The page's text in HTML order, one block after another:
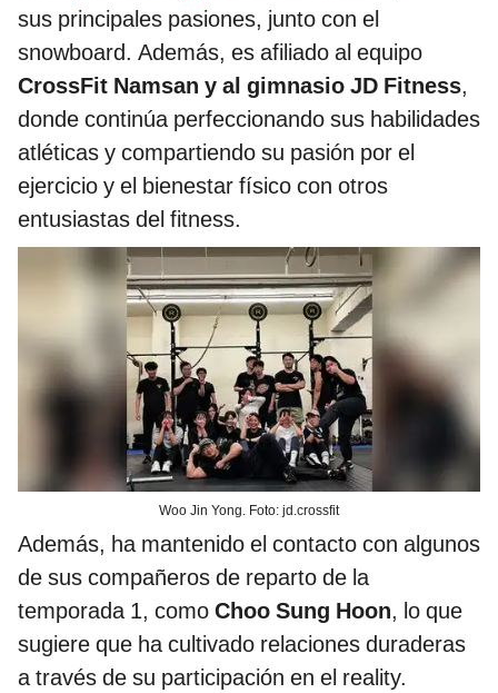
sus principales pasiones, junto con el
snowboard. Además, es afiliado al equipo
CrossFit Namsan y al gimnasio JD Fitness,
donde continúa perfeccionando sus habilidades
atléticas y compartiendo su pasión por el
ejercicio y el bienestar físico con otros
entusiastas del fitness.
Woo Jin Yong. Foto: jd.crossfit
Además, ha mantenido el contacto con algunos
de sus compañeros de reparto de la
temporada 1, como Choo Sung Hoon, lo que
sugiere que ha cultivado relaciones duraderas
a través de su participación en el reality.